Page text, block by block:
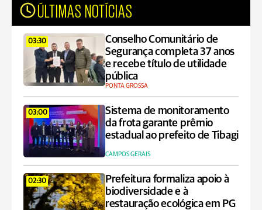
ÚLTIMAS NOTÍCIAS
03:30
Conselho Comunitário de
Segurança completa 37 anos
e recebe título de utilidade
pública
PONTA GROSSA
03:00
Sistema de monitoramento
da frota garante prêmio
estadual ao prefeito de Tibagi
CAMPOS GERAIS
02:30
Prefeitura formaliza apoio à
biodiversidade e à
restauração ecológica em PG